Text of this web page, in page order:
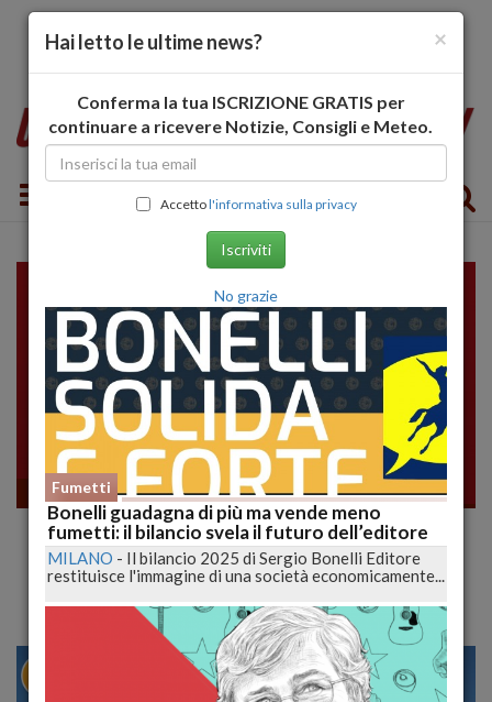
Toggle navigation
Fumetti
Lucca 2026, come avere i biglietti a prezzo
bloccato!
VENEZIA 27 29
×
Hai letto le ultime news?
Conferma la tua ISCRIZIONE GRATIS per
continuare a ricevere Notizie, Consigli e Meteo.
Accettol'informativa sulla privacy
Iscriviti
No grazie
Fumetti
Bonelli guadagna di più ma vende meno
fumetti: il bilancio svela il futuro dell’editore
MILANO - Il bilancio 2025 di Sergio Bonelli Editore
restituisce l'immagine di una società economicamente...